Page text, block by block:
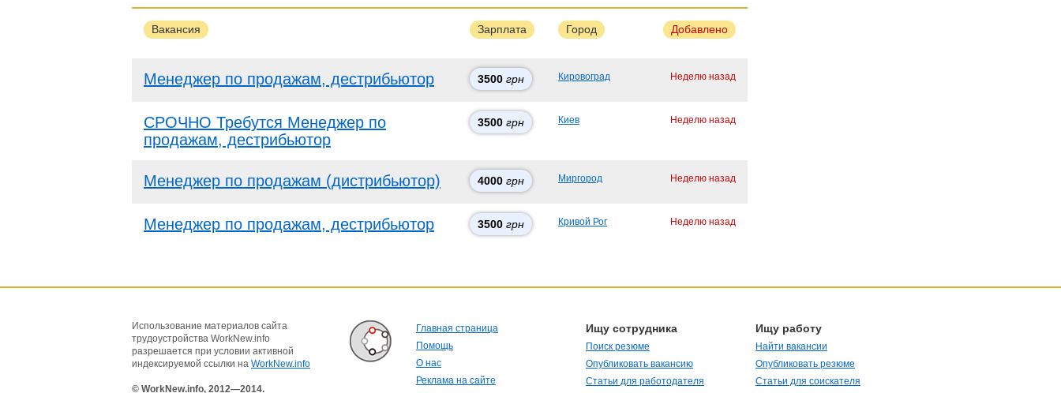
Вакансия Зарплата Город Добавлено
Менеджер по продажам, дестрибьютор 3500 грн Кировоград Неделю назад
СРОЧНО Требутся Менеджер по
продажам, дестрибьютор
3500 грн Киев Неделю назад
Менеджер по продажам (дистрибьютор) 4000 грн Миргород Неделю назад
Менеджер по продажам, дестрибьютор 3500 грн Кривой Рог Неделю назад
Использование материалов сайта
трудоустройства WorkNew.info
разрешается при условии активной
индексируемой ссылки на WorkNew.info
© WorkNew.info, 2012—2014.
Главная страница
Помощь
О нас
Реклама на сайте
Ищу сотрудника
Поиск резюме
Опубликовать вакансию
Статьи для работодателя
Ищу работу
Найти вакансии
Опубликовать резюме
Статьи для соискателя